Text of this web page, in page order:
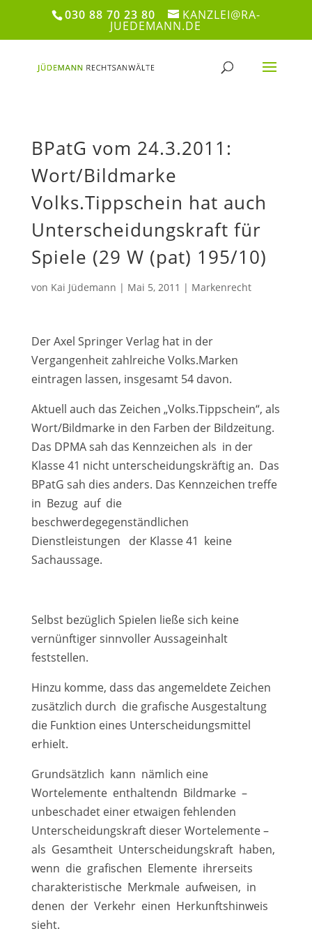
030 88 70 23 80 KANZLEI@RA-
JUEDEMANN.DE
BPatG vom 24.3.2011:
Wort/Bildmarke
Volks.Tippschein hat auch
Unterscheidungskraft für
Spiele (29 W (pat) 195/10)
von Kai Jüdemann | Mai 5, 2011 | Markenrecht
Der Axel Springer Verlag hat in der
Vergangenheit zahlreiche Volks.Marken
eintragen lassen, insgesamt 54 davon.
Aktuell auch das Zeichen „Volks.Tippschein“, als
Wort/Bildmarke in den Farben der Bildzeitung.
Das DPMA sah das Kennzeichen als in der
Klasse 41 nicht unterscheidungskräftig an. Das
BPatG sah dies anders. Das Kennzeichen treffe
in Bezug auf die
beschwerdegegenständlichen
Dienstleistungen der Klasse 41 keine
Sachaussage.
Selbst bezüglich Spielen ließe sich keine
vernünftiger sinnvoller Aussageinhalt
feststellen.
Hinzu komme, dass das angemeldete Zeichen
zusätzlich durch die grafische Ausgestaltung
die Funktion eines Unterscheidungsmittel
erhielt.
Grundsätzlich kann nämlich eine
Wortelemente enthaltendn Bildmarke –
unbeschadet einer etwaigen fehlenden
Unterscheidungskraft dieser Wortelemente –
als Gesamtheit Unterscheidungskraft haben,
wenn die grafischen Elemente ihrerseits
charakteristische Merkmale aufweisen, in
denen der Verkehr einen Herkunftshinweis
sieht.